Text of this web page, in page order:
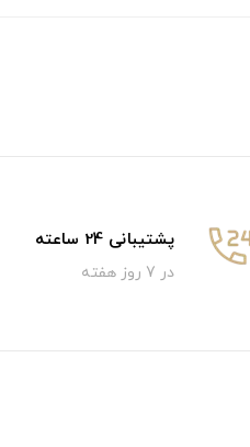
پشتیبانی 24 ساعته
در 7 روز هفته